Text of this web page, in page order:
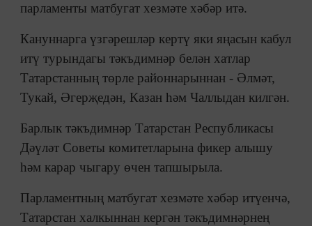
парламенты матбугат хезмәте хәбәр итә.
Кануннарга үзгәрешләр кертү яки яңасын кабул
итү турындагы тәкъдимнәр белән хатлар
Татарстанның төрле районнарыннан - Әлмәт,
Тукай, Әгерҗедән, Казан һәм Чаллыдан килгән.
Барлык тәкъдимнәр Татарстан Республикасы
Дәүләт Советы комитетларына фикер алышу
һәм карар чыгару өчен тапшырыла.
Парламентның матбугат хезмәте хәбәр итүенчә,
Татарстан халкыннан кергән тәкъдимнәрнең